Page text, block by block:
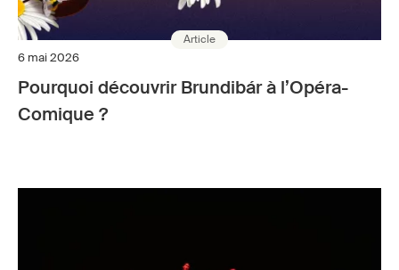
Article
6 mai 2026
Pourquoi découvrir Brundibár à l’Opéra-
Comique ?